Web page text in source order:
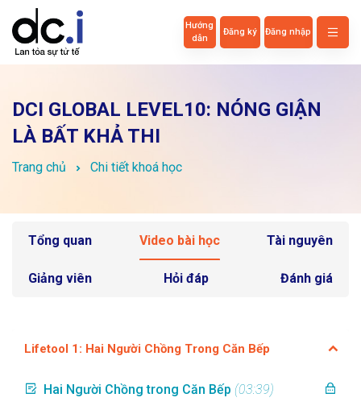
Hướng
dẫn
Đăng ký Đăng nhập
DCI GLOBAL LEVEL10: NÓNG GIẬN
LÀ BẤT KHẢ THI
Trang chủ Chi tiết khoá học
Tổng quan Video bài học Tài nguyên
Giảng viên Hỏi đáp Đánh giá
Lifetool 1: Hai Người Chồng Trong Căn Bếp
Hai Người Chồng trong Căn Bếp (03:39)